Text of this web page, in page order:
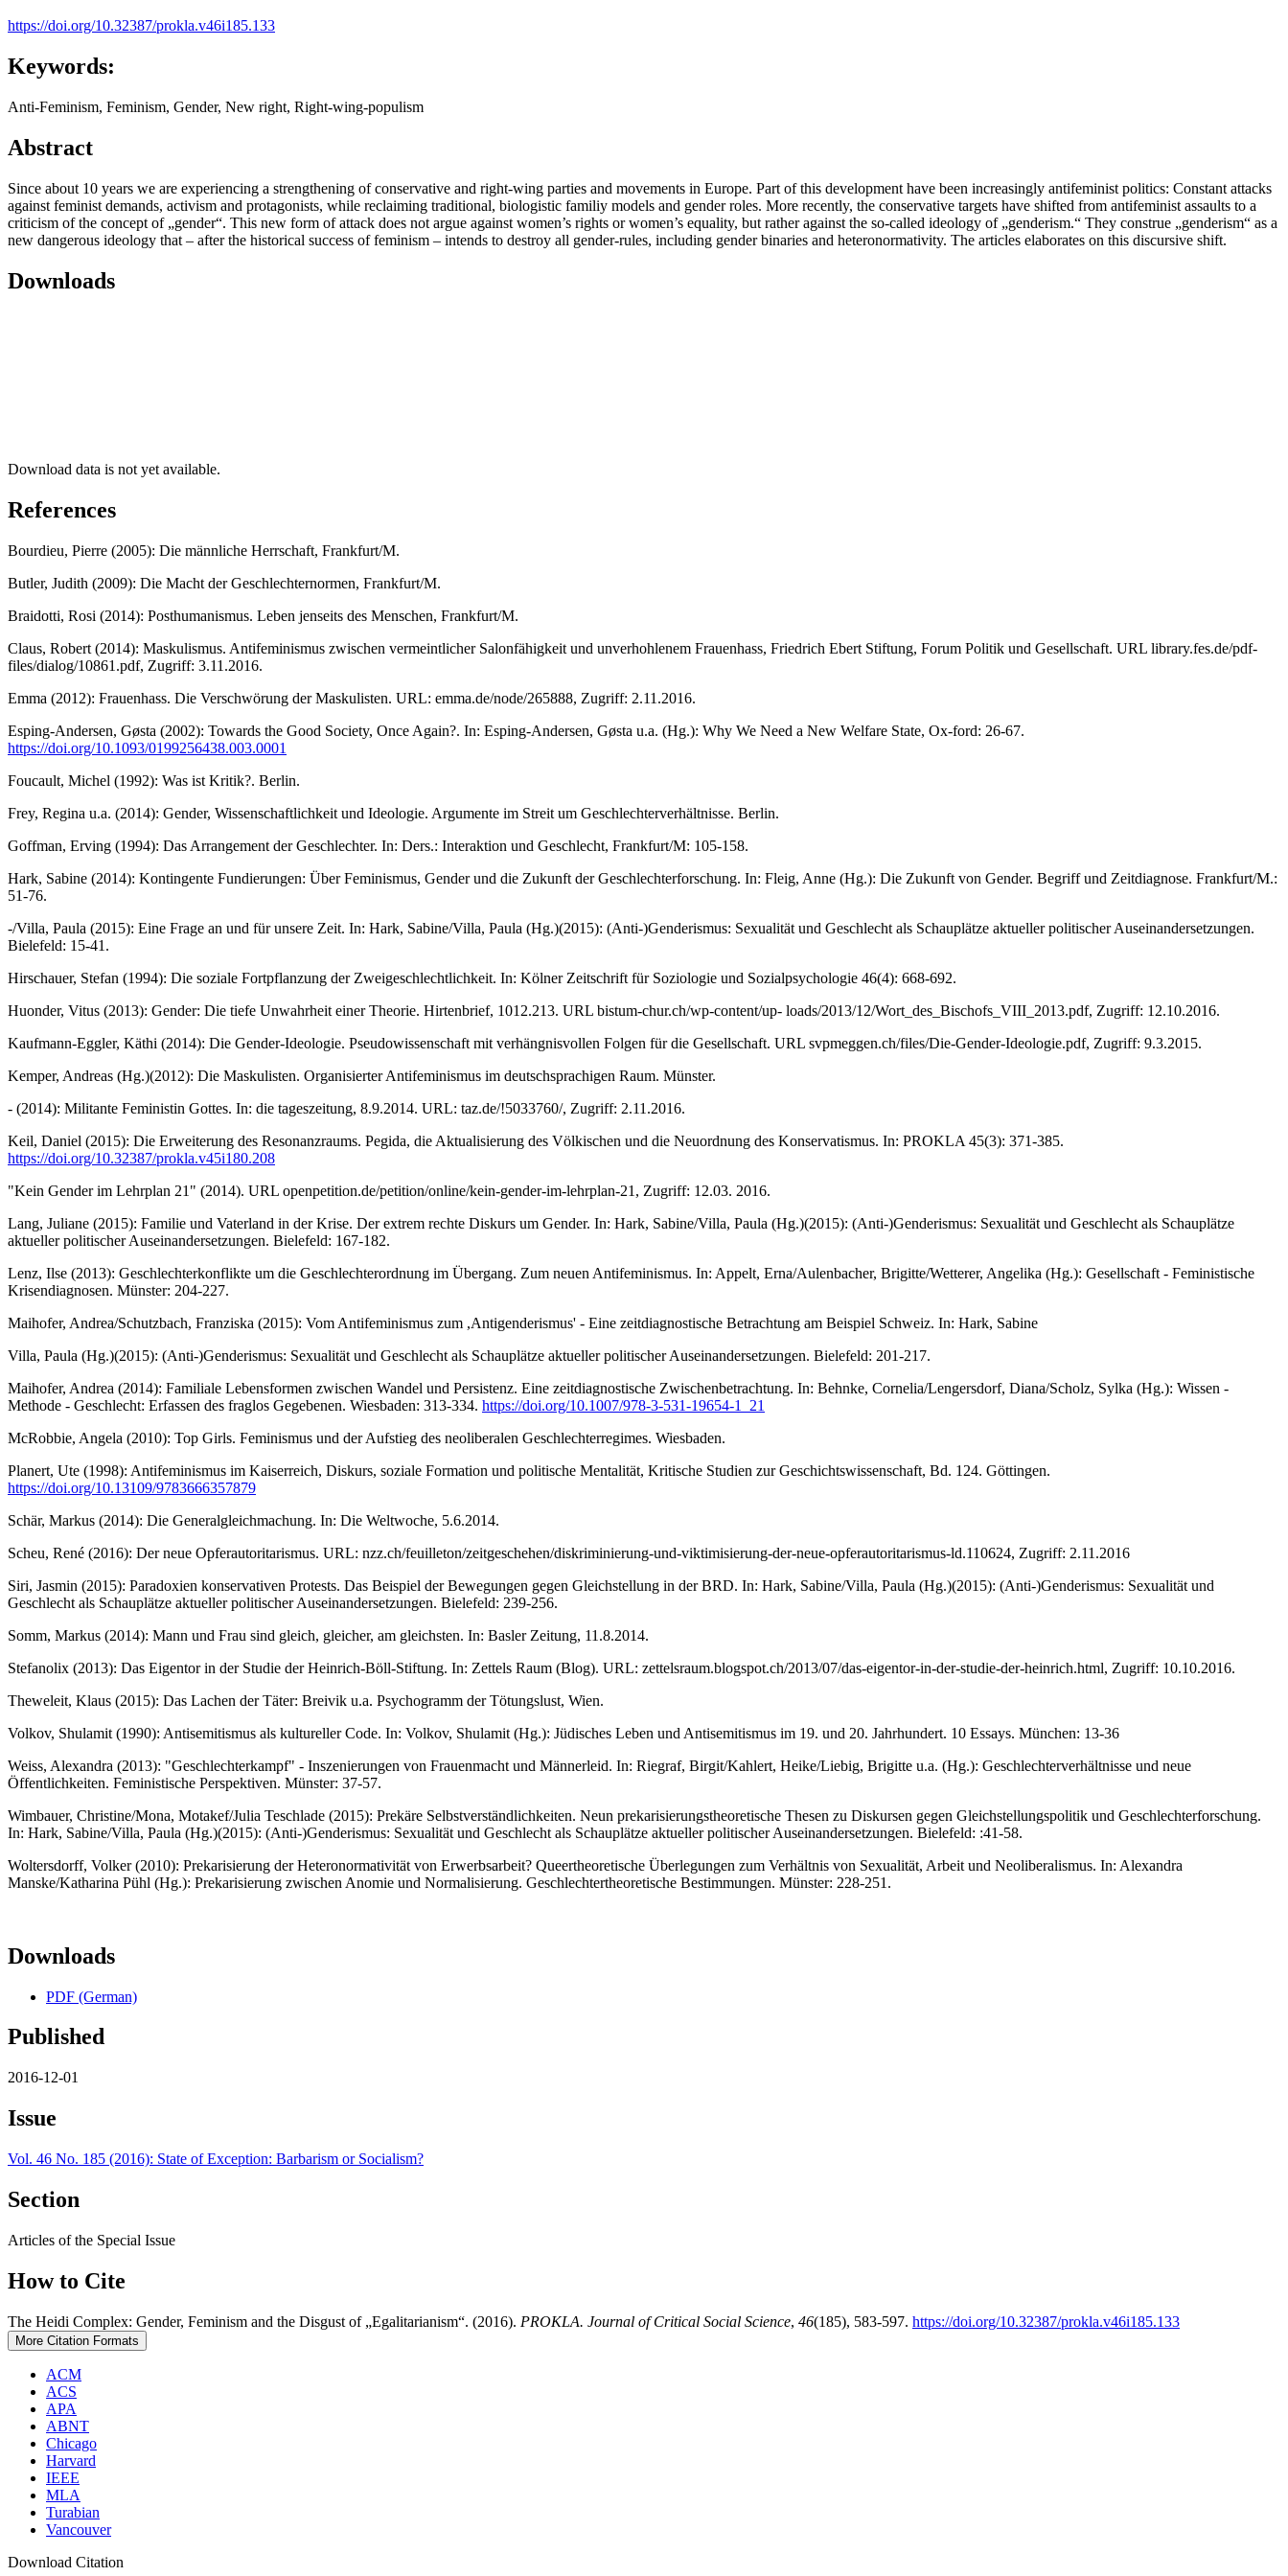
https://doi.org/10.32387/prokla.v46i185.133
Keywords:
Anti-Feminism, Feminism, Gender, New right, Right-wing-populism
Abstract
Since about 10 years we are experiencing a strengthening of conservative and right-wing parties and movements in Europe. Part of this development have been increasingly antifeminist politics: Constant attacks
against feminist demands, activism and protagonists, while reclaiming traditional, biologistic familiy models and gender roles. More recently, the conservative targets have shifted from antifeminist assaults to a
criticism of the concept of „gender“. This new form of attack does not argue against women’s rights or women’s equality, but rather against the so-called ideology of „genderism.“ They construe „genderism“ as a
new dangerous ideology that – after the historical success of feminism – intends to destroy all gender-rules, including gender binaries and heteronormativity. The articles elaborates on this discursive shift.
Downloads
Download data is not yet available.
References
Bourdieu, Pierre (2005): Die männliche Herrschaft, Frankfurt/M.
Butler, Judith (2009): Die Macht der Geschlechternormen, Frankfurt/M.
Braidotti, Rosi (2014): Posthumanismus. Leben jenseits des Menschen, Frankfurt/M.
Claus, Robert (2014): Maskulismus. Antifeminismus zwischen vermeintlicher Salonfähigkeit und unverhohlenem Frauenhass, Friedrich Ebert Stiftung, Forum Politik und Gesellschaft. URL library.fes.de/pdf-
files/dialog/10861.pdf, Zugriff: 3.11.2016.
Emma (2012): Frauenhass. Die Verschwörung der Maskulisten. URL: emma.de/node/265888, Zugriff: 2.11.2016.
Esping-Andersen, Gøsta (2002): Towards the Good Society, Once Again?. In: Esping-Andersen, Gøsta u.a. (Hg.): Why We Need a New Welfare State, Ox-ford: 26-67.
https://doi.org/10.1093/0199256438.003.0001
Foucault, Michel (1992): Was ist Kritik?. Berlin.
Frey, Regina u.a. (2014): Gender, Wissenschaftlichkeit und Ideologie. Argumente im Streit um Geschlechterverhältnisse. Berlin.
Goffman, Erving (1994): Das Arrangement der Geschlechter. In: Ders.: Interaktion und Geschlecht, Frankfurt/M: 105-158.
Hark, Sabine (2014): Kontingente Fundierungen: Über Feminismus, Gender und die Zukunft der Geschlechterforschung. In: Fleig, Anne (Hg.): Die Zukunft von Gender. Begriff und Zeitdiagnose. Frankfurt/M.:
51-76.
-/Villa, Paula (2015): Eine Frage an und für unsere Zeit. In: Hark, Sabine/Villa, Paula (Hg.)(2015): (Anti-)Genderismus: Sexualität und Geschlecht als Schauplätze aktueller politischer Auseinandersetzungen.
Bielefeld: 15-41.
Hirschauer, Stefan (1994): Die soziale Fortpflanzung der Zweigeschlechtlichkeit. In: Kölner Zeitschrift für Soziologie und Sozialpsychologie 46(4): 668-692.
Huonder, Vitus (2013): Gender: Die tiefe Unwahrheit einer Theorie. Hirtenbrief, 1012.213. URL bistum-chur.ch/wp-content/up- loads/2013/12/Wort_des_Bischofs_VIII_2013.pdf, Zugriff: 12.10.2016.
Kaufmann-Eggler, Käthi (2014): Die Gender-Ideologie. Pseudowissenschaft mit verhängnisvollen Folgen für die Gesellschaft. URL svpmeggen.ch/files/Die-Gender-Ideologie.pdf, Zugriff: 9.3.2015.
Kemper, Andreas (Hg.)(2012): Die Maskulisten. Organisierter Antifeminismus im deutschsprachigen Raum. Münster.
- (2014): Militante Feministin Gottes. In: die tageszeitung, 8.9.2014. URL: taz.de/!5033760/, Zugriff: 2.11.2016.
Keil, Daniel (2015): Die Erweiterung des Resonanzraums. Pegida, die Aktualisierung des Völkischen und die Neuordnung des Konservatismus. In: PROKLA 45(3): 371-385.
https://doi.org/10.32387/prokla.v45i180.208
"Kein Gender im Lehrplan 21" (2014). URL openpetition.de/petition/online/kein-gender-im-lehrplan-21, Zugriff: 12.03. 2016.
Lang, Juliane (2015): Familie und Vaterland in der Krise. Der extrem rechte Diskurs um Gender. In: Hark, Sabine/Villa, Paula (Hg.)(2015): (Anti-)Genderismus: Sexualität und Geschlecht als Schauplätze
aktueller politischer Auseinandersetzungen. Bielefeld: 167-182.
Lenz, Ilse (2013): Geschlechterkonflikte um die Geschlechterordnung im Übergang. Zum neuen Antifeminismus. In: Appelt, Erna/Aulenbacher, Brigitte/Wetterer, Angelika (Hg.): Gesellschaft - Feministische
Krisendiagnosen. Münster: 204-227.
Maihofer, Andrea/Schutzbach, Franziska (2015): Vom Antifeminismus zum ,Antigenderismus' - Eine zeitdiagnostische Betrachtung am Beispiel Schweiz. In: Hark, Sabine
Villa, Paula (Hg.)(2015): (Anti-)Genderismus: Sexualität und Geschlecht als Schauplätze aktueller politischer Auseinandersetzungen. Bielefeld: 201-217.
Maihofer, Andrea (2014): Familiale Lebensformen zwischen Wandel und Persistenz. Eine zeitdiagnostische Zwischenbetrachtung. In: Behnke, Cornelia/Lengersdorf, Diana/Scholz, Sylka (Hg.): Wissen -
Methode - Geschlecht: Erfassen des fraglos Gegebenen. Wiesbaden: 313-334. https://doi.org/10.1007/978-3-531-19654-1_21
McRobbie, Angela (2010): Top Girls. Feminismus und der Aufstieg des neoliberalen Geschlechterregimes. Wiesbaden.
Planert, Ute (1998): Antifeminismus im Kaiserreich, Diskurs, soziale Formation und politische Mentalität, Kritische Studien zur Geschichtswissenschaft, Bd. 124. Göttingen.
https://doi.org/10.13109/9783666357879
Schär, Markus (2014): Die Generalgleichmachung. In: Die Weltwoche, 5.6.2014.
Scheu, René (2016): Der neue Opferautoritarismus. URL: nzz.ch/feuilleton/zeitgeschehen/diskriminierung-und-viktimisierung-der-neue-opferautoritarismus-ld.110624, Zugriff: 2.11.2016
Siri, Jasmin (2015): Paradoxien konservativen Protests. Das Beispiel der Bewegungen gegen Gleichstellung in der BRD. In: Hark, Sabine/Villa, Paula (Hg.)(2015): (Anti-)Genderismus: Sexualität und
Geschlecht als Schauplätze aktueller politischer Auseinandersetzungen. Bielefeld: 239-256.
Somm, Markus (2014): Mann und Frau sind gleich, gleicher, am gleichsten. In: Basler Zeitung, 11.8.2014.
Stefanolix (2013): Das Eigentor in der Studie der Heinrich-Böll-Stiftung. In: Zettels Raum (Blog). URL: zettelsraum.blogspot.ch/2013/07/das-eigentor-in-der-studie-der-heinrich.html, Zugriff: 10.10.2016.
Theweleit, Klaus (2015): Das Lachen der Täter: Breivik u.a. Psychogramm der Tötungslust, Wien.
Volkov, Shulamit (1990): Antisemitismus als kultureller Code. In: Volkov, Shulamit (Hg.): Jüdisches Leben und Antisemitismus im 19. und 20. Jahrhundert. 10 Essays. München: 13-36
Weiss, Alexandra (2013): "Geschlechterkampf" - Inszenierungen von Frauenmacht und Männerleid. In: Riegraf, Birgit/Kahlert, Heike/Liebig, Brigitte u.a. (Hg.): Geschlechterverhältnisse und neue
Öffentlichkeiten. Feministische Perspektiven. Münster: 37-57.
Wimbauer, Christine/Mona, Motakef/Julia Teschlade (2015): Prekäre Selbstverständlichkeiten. Neun prekarisierungstheoretische Thesen zu Diskursen gegen Gleichstellungspolitik und Geschlechterforschung.
In: Hark, Sabine/Villa, Paula (Hg.)(2015): (Anti-)Genderismus: Sexualität und Geschlecht als Schauplätze aktueller politischer Auseinandersetzungen. Bielefeld: :41-58.
Woltersdorff, Volker (2010): Prekarisierung der Heteronormativität von Erwerbsarbeit? Queertheoretische Überlegungen zum Verhältnis von Sexualität, Arbeit und Neoliberalismus. In: Alexandra
Manske/Katharina Pühl (Hg.): Prekarisierung zwischen Anomie und Normalisierung. Geschlechtertheoretische Bestimmungen. Münster: 228-251.
Downloads
PDF (German)
Published
2016-12-01
Issue
Vol. 46 No. 185 (2016): State of Exception: Barbarism or Socialism?
Section
Articles of the Special Issue
How to Cite
The Heidi Complex: Gender, Feminism and the Disgust of „Egalitarianism“. (2016). PROKLA. Journal of Critical Social Science, 46(185), 583-597. https://doi.org/10.32387/prokla.v46i185.133
More Citation Formats
ACM
ACS
APA
ABNT
Chicago
Harvard
IEEE
MLA
Turabian
Vancouver
Download Citation